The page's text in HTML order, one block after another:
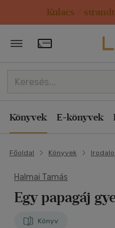
Kulacs /
Törzsvásárlói
Könyvek E-könyvek
Főoldal Könyvek
Halmai Tamás
Egy papagáj
Könyv